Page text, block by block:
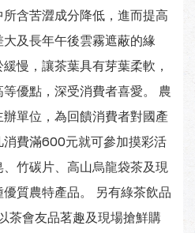
含苦澀成分降低，進而提高
及長年午後雲霧遮蔽的緣
慢，讓茶葉具有芽葉柔軟，
優點，深受消費者喜愛。 農
單位，為回饋消費者對國產
費滿600元就可參加摸彩活
竹碳片、高山烏龍袋茶及現
質農特產品。 另有綠茶飲品
茶會友品茗趣及現場搶鮮購